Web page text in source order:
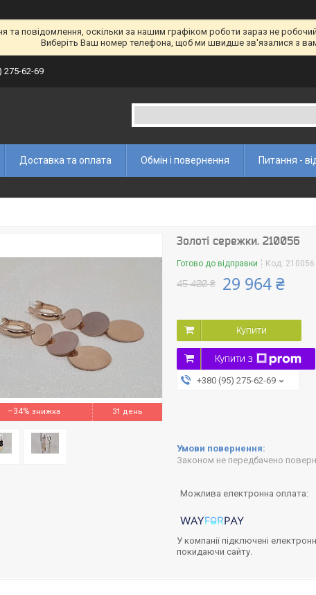
повідомлення, оскільки за нашим графіком роботи зараз не
Виберіть Ваш номер телефона, щоб ми швидше зв'язалися з
275-62-69
Доставка та оплата Обмін і повернення Питання -
–34% 31 день
Золоті сережки. 210056
Готово до відправки Код: 210056
45 400 ₴ 29 964 ₴
Купити
Купити з
+380 (95) 275-62-69
Законом не передбачено
У компанії підключені
покидаючи сайту.